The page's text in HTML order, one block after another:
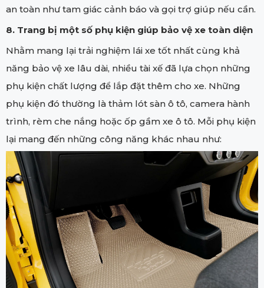
an toàn như tam giác cảnh báo và gọi trợ giúp nếu cần.
8. Trang bị một số phụ kiện giúp bảo vệ xe toàn diện
Nhằm mang lại trải nghiệm lái xe tốt nhất cùng khả
năng bảo vệ xe lâu dài, nhiều tài xế đã lựa chọn những
phụ kiện chất lượng để lắp đặt thêm cho xe. Những
phụ kiện đó thường là thảm lót sàn ô tô, camera hành
trình, rèm che nắng hoặc ốp gầm xe ô tô. Mỗi phụ kiện
lại mang đến những công năng khác nhau như: